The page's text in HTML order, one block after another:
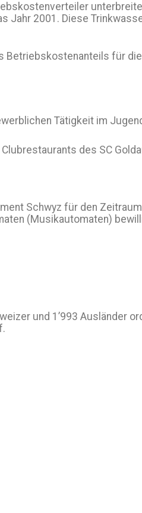
2001. Diese
für die
Tätigkeit im
des SC
Schwyz für den
(Musikautomaten)
und 1’993 Ausländer